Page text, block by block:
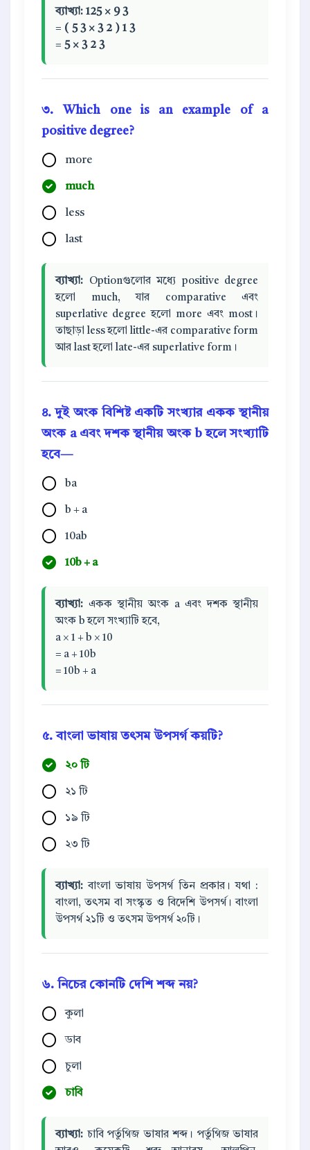
ব্যাখ্যা: 125 × 9 3
= ( 5 3 × 3 2 ) 1 3
= 5 × 3 2 3
৩. Which one is an example of a
positive degree?
more
much
less
last
ব্যাখ্যা: Optionগুলোর মধ্যে positive degree
হলো much, যার comparative এবং
superlative degree হলো more এবং most।
তাছাড়া less হলো little-এর comparative form
আর last হলো late-এর superlative form।
৪. দুই অংক বিশিষ্ট একটি সংখ্যার একক স্থানীয়
অংক a এবং দশক স্থানীয় অংক b হলে সংখ্যাটি
হবে—
ba
b + a
10ab
10b + a
ব্যাখ্যা: একক স্থানীয় অংক a এবং দশক স্থানীয়
অংক b হলে সংখ্যাটি হবে,
a × 1 + b × 10
= a + 10b
= 10b + a
৫. বাংলা ভাষায় তৎসম উপসর্গ কয়টি?
২০ টি
২১ টি
১৯ টি
২৩ টি
ব্যাখ্যা: বাংলা ভাষায় উপসর্গ তিন প্রকার। যথা :
বাংলা, তৎসম বা সংস্কৃত ও বিদেশি উপসর্গ। বাংলা
উপসর্গ ২১টি ও তৎসম উপসর্গ ২০টি।
৬. নিচের কোনটি দেশি শব্দ নয়?
কুলা
ডাব
চুলা
চাবি
ব্যাখ্যা: চাবি পর্তুগিজ ভাষার শব্দ। পর্তুগিজ ভাষার